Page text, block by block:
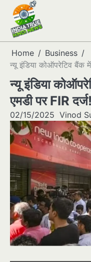
Skip
content
Home
Business
न्यू इंडिया कोऑपरेटिव बैंक में
न्यू इंडिया
एमडी पर FIR दर्ज!
02/15/2025 Vinod